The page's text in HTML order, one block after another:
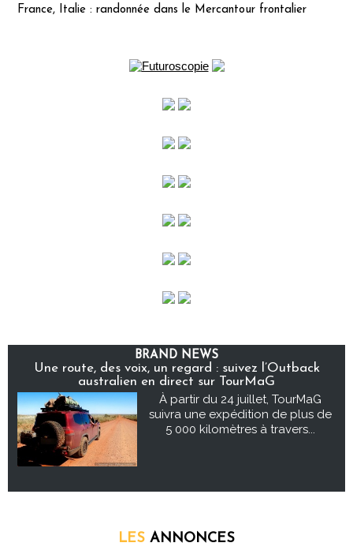
France, Italie : randonnée dans le Mercantour frontalier
BRAND NEWS
Une route, des voix, un regard : suivez l’Outback
australien en direct sur TourMaG
À partir du 24 juillet, TourMaG
suivra une expédition de plus de
5 000 kilomètres à travers...
LES ANNONCES